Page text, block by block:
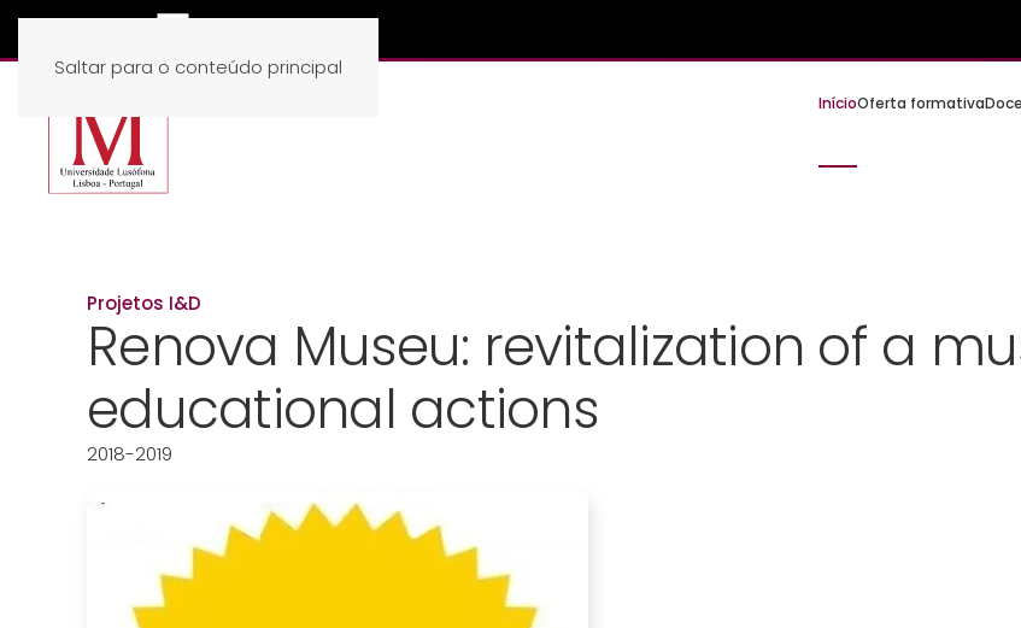
Saltar para o conteúdo principal
InícioOferta formativa
Projetos I&D
Renova Museu: revitalization of a
educational actions
2018-2019